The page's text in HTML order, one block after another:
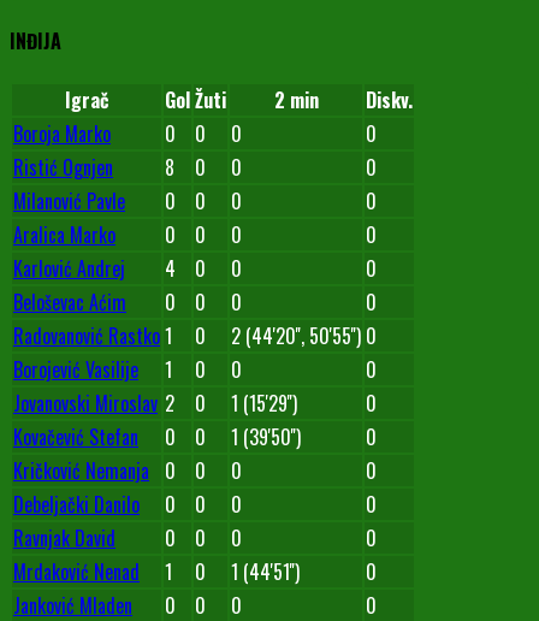
INĐIJA
Igrač GolŽuti 2 min
Diskv.
Boroja Marko
0 0 0
0
Ristić Ognjen
8 0 0
0
Milanović Pavle
0 0 0
0
Aralica Marko
0 0 0
0
Karlović Andrej
4 0 0
0
Beloševac Aćim
0 0 0
0
Radovanović Rastko1 0 2 (44'20'', 50'55'') 0
Borojević Vasilije
1 0 0
0
Jovanovski Miroslav 2 0 1 (15'29'')
0
Kovačević Stefan
0 0 1 (39'50'')
0
Kričković Nemanja
0 0 0
0
Debeljački Danilo
0 0 0
0
Ravnjak David
0 0 0
0
Mrdaković Nenad
1 0 1 (44'51'')
0
Janković Mladen
0 0 0
0